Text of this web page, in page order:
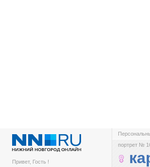
Привет, Гость !
портрет №